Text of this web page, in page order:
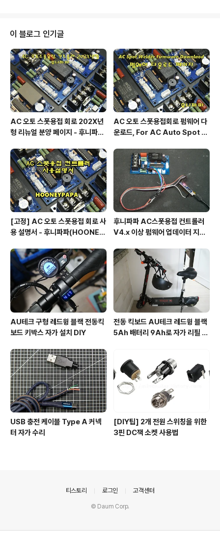
Salivili hipput tupput täppyt äppyt tipput hilijallee
n. Ievan suu oli vehnäsellä ko immeiset onn..
이 블로그 인기글
AC 오토 스폿용접 회로 202X년
형 리뉴얼 분양 페이지 - 후니파파
AC 오토 스폿용접회로 펌웨어 다
운로드, For AC Auto Spot W
ad by 후니파파
[고정] AC 오토 스폿용접 회로 사
용 설명서 - 후니파파(HOONEY
후니파파 AC스폿용접 컨트롤러
V4.x 이상 펌웨어 업데이터 지그
AU테크 구형 레드윙 블랙 전동킥
보드 키박스 자가 설치 DIY
전동 킥보드 AU테크 레드윙 블랙
5Ah 배터리 9Ah로 자가 리필 교
USB 충전 케이블 Type A 커넥
터 자가 수리
[DIY팁] 2개 전원 스위칭을 위한
3핀 DC잭 소켓 사용법
티스토리 로그인 고객센터
© Daum Corp.